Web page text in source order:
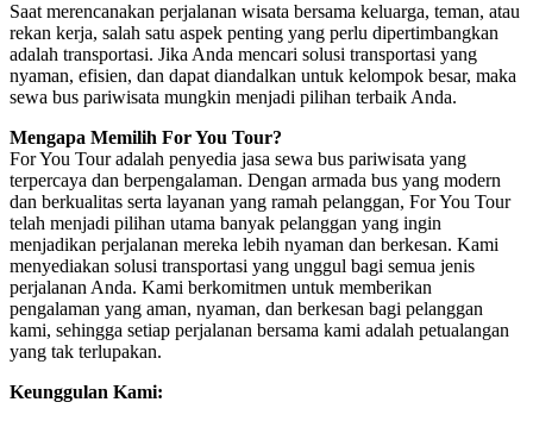
Saat merencanakan perjalanan wisata bersama keluarga, teman, atau
rekan kerja, salah satu aspek penting yang perlu dipertimbangkan
adalah transportasi. Jika Anda mencari solusi transportasi yang
nyaman, efisien, dan dapat diandalkan untuk kelompok besar, maka
sewa bus pariwisata mungkin menjadi pilihan terbaik Anda.
Mengapa Memilih For You Tour?
For You Tour adalah penyedia jasa sewa bus pariwisata yang
terpercaya dan berpengalaman. Dengan armada bus yang modern
dan berkualitas serta layanan yang ramah pelanggan, For You Tour
telah menjadi pilihan utama banyak pelanggan yang ingin
menjadikan perjalanan mereka lebih nyaman dan berkesan. Kami
menyediakan solusi transportasi yang unggul bagi semua jenis
perjalanan Anda. Kami berkomitmen untuk memberikan
pengalaman yang aman, nyaman, dan berkesan bagi pelanggan
kami, sehingga setiap perjalanan bersama kami adalah petualangan
yang tak terlupakan.
Keunggulan Kami: